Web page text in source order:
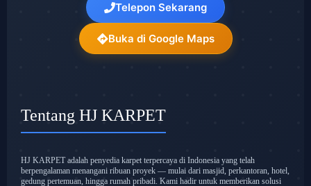
Telepon Sekarang
Buka di Google Maps
Tentang HJ KARPET
HJ KARPET adalah penyedia karpet terpercaya di Indonesia yang telah
berpengalaman menangani ribuan proyek — mulai dari masjid, perkantoran, hotel,
gedung pertemuan, hingga rumah pribadi. Kami hadir untuk memberikan solusi